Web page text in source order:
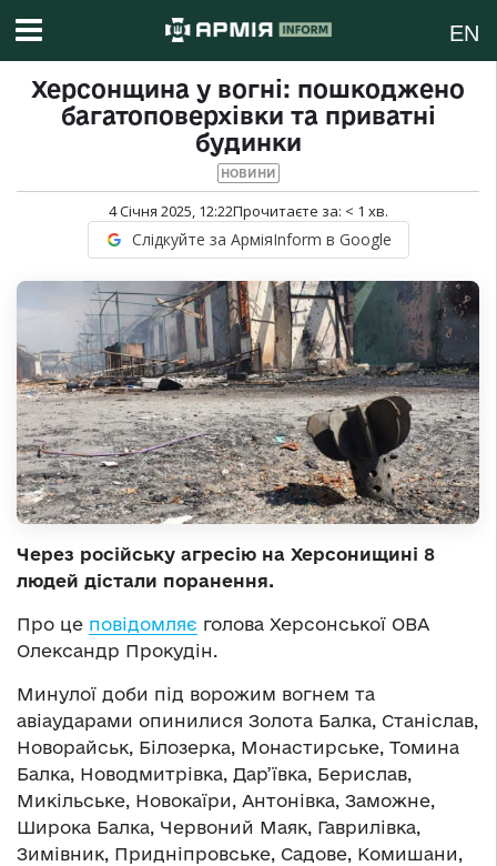
EN
Херсонщина у вогні: пошкоджено
багатоповерхівки та приватні
будинки
НОВИНИ
4 Січня 2025, 12:22Прочитаєте за: < 1 хв.
Слідкуйте за АрміяInform в Google
Через російську агресію на Херсонищині 8
людей дістали поранення.
Про це повідомляє голова Херсонської ОВА
Олександр Прокудін.
Минулої доби під ворожим вогнем та
авіаударами опинилися Золота Балка, Станіслав,
Новорайськ, Білозерка, Монастирське, Томина
Балка, Новодмитрівка, Дар’ївка, Берислав,
Микільське, Новокаїри, Антонівка, Заможне,
Широка Балка, Червоний Маяк, Гаврилівка,
Зимівник, Придніпровське, Садове, Комишани,